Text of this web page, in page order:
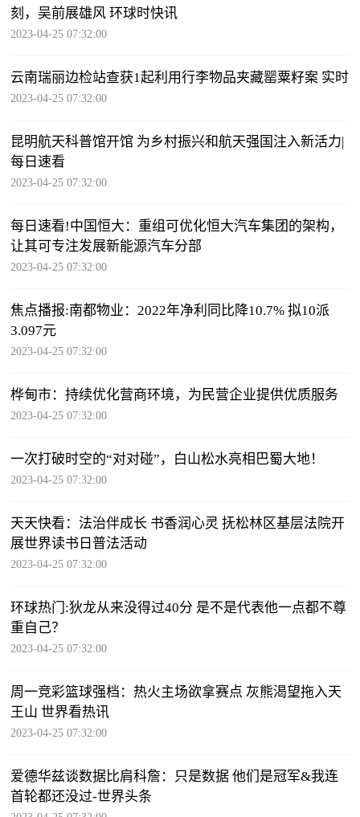
刻，吴前展雄风 环球时快讯
2023-04-25 07:32:00
云南瑞丽边检站查获1起利用行李物品夹藏罂粟籽案 实时
2023-04-25 07:32:00
昆明航天科普馆开馆 为乡村振兴和航天强国注入新活力|
每日速看
2023-04-25 07:32:00
每日速看!中国恒大：重组可优化恒大汽车集团的架构，
让其可专注发展新能源汽车分部
2023-04-25 07:32:00
焦点播报:南都物业：2022年净利同比降10.7% 拟10派
3.097元
2023-04-25 07:32:00
桦甸市：持续优化营商环境，为民营企业提供优质服务
2023-04-25 07:32:00
一次打破时空的“对对碰”，白山松水亮相巴蜀大地！
2023-04-25 07:32:00
天天快看：法治伴成长 书香润心灵 抚松林区基层法院开
展世界读书日普法活动
2023-04-25 07:32:00
环球热门:狄龙从来没得过40分 是不是代表他一点都不尊
重自己？
2023-04-25 07:32:00
周一竞彩篮球强档：热火主场欲拿赛点 灰熊渴望拖入天
王山 世界看热讯
2023-04-25 07:32:00
爱德华兹谈数据比肩科詹：只是数据 他们是冠军&我连
首轮都还没过-世界头条